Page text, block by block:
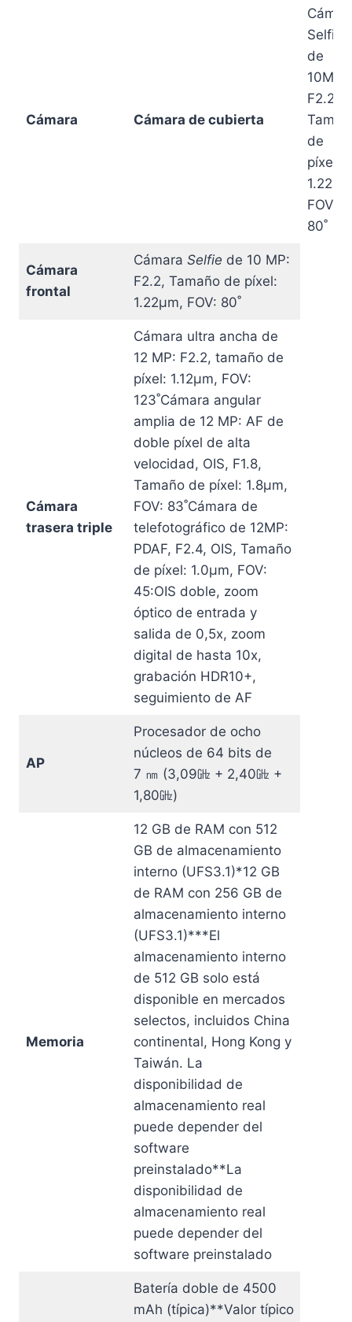
Cámara Cámara de cubierta
Selfie
de
10MP:
F2.2,
de
píxel:
FOV:
80˚
Cámara
frontal
Cámara Selfie de 10 MP:
F2.2, Tamaño de píxel:
1.22μm, FOV: 80˚
Cámara
trasera triple
Cámara ultra ancha de
12 MP: F2.2, tamaño de
píxel: 1.12μm, FOV:
123˚Cámara angular
amplia de 12 MP: AF de
doble píxel de alta
velocidad, OIS, F1.8,
Tamaño de píxel: 1.8μm,
FOV: 83˚Cámara de
telefotográfico de 12MP:
PDAF, F2.4, OIS, Tamaño
de píxel: 1.0μm, FOV:
45:OIS doble, zoom
óptico de entrada y
salida de 0,5x, zoom
digital de hasta 10x,
grabación HDR10+,
seguimiento de AF
AP
Procesador de ocho
núcleos de 64 bits de
7 ㎚ (3,09㎓ + 2,40㎓ +
1,80㎓)
Memoria
12 GB de RAM con 512
GB de almacenamiento
interno (UFS3.1)*12 GB
de RAM con 256 GB de
almacenamiento interno
(UFS3.1)***El
almacenamiento interno
de 512 GB solo está
disponible en mercados
selectos, incluidos China
continental, Hong Kong y
Taiwán. La
disponibilidad de
almacenamiento real
puede depender del
software
preinstalado**La
disponibilidad de
almacenamiento real
puede depender del
software preinstalado
Batería doble de 4500
mAh (típica)**Valor típico